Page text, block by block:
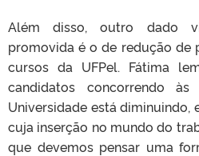
Além disso, outro dado
promovida é o de redução de
cursos da UFPel. Fátima
candidatos concorrendo
Universidade está diminuindo,
cuja inserção no mundo do
que devemos pensar uma